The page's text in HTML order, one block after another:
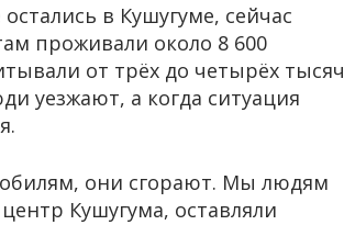
в Кушугуме, сейчас
проживали около 8 600
от трёх до четырёх тысяч
уезжают, а когда ситуация
они сгорают. Мы людям
Кушугума, оставляли